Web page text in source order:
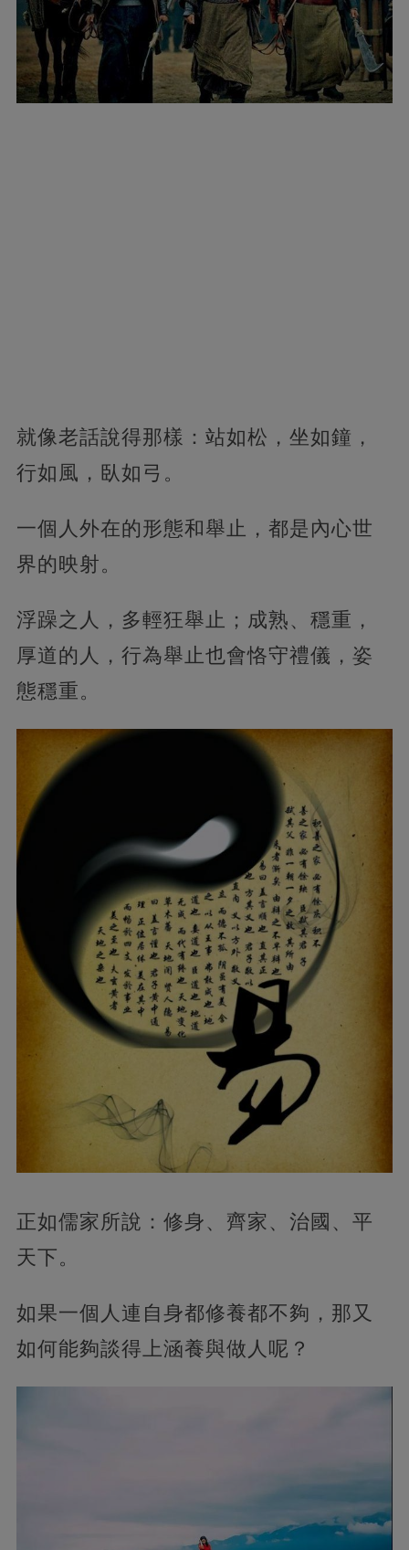
就像老話說得那樣：站如松，坐如鐘，
行如風，臥如弓。
一個人外在的形態和舉止，都是內心世
界的映射。
浮躁之人，多輕狂舉止；成熟、穩重，
厚道的人，行為舉止也會恪守禮儀，姿
態穩重。
正如儒家所說：修身、齊家、治國、平
天下。
如果一個人連自身都修養都不夠，那又
如何能夠談得上涵養與做人呢？